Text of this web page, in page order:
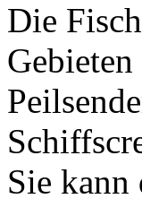
Die
Sie kann